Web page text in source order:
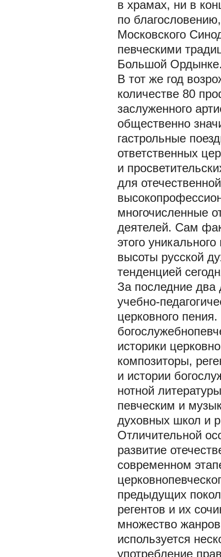
в храмах, ни в
по
Московского
певческими
Большой
В тот же год
количестве 80
заслуженного
общественно
гастрольные
ответственных
и
для
многочисленные
деятелей. Сам
этого
высоты русской
тенденцией
За последние два
учебно-
церковного
историки
композиторы,
и истории
нотной
певческим и
духовных школ и
Отличительной
развитие
современном
предыдущих
регентов и их
множество
используется
употребление